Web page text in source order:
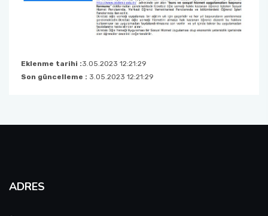
Eklenme tarihi :3.05.2023 12:21:29
Son güncelleme : 3.05.2023 12:21:29
ADRES